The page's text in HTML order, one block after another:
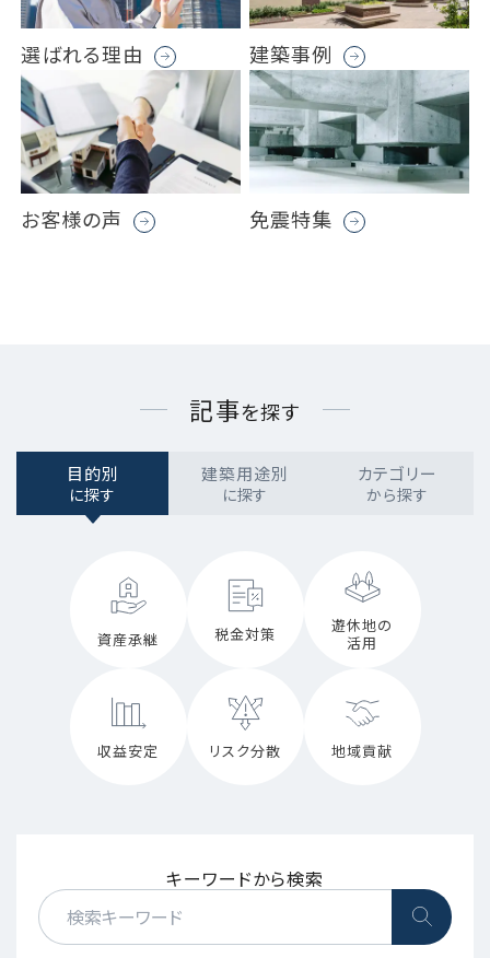
選ばれる理由 建築事例
お客様の声 免震特集
記事を探す
目的別
に探す
建築用途別
に探す
カテゴリー
から探す
資産承継 税金対策
遊休地の
活用
収益安定 リスク分散 地域貢献
キーワードから検索